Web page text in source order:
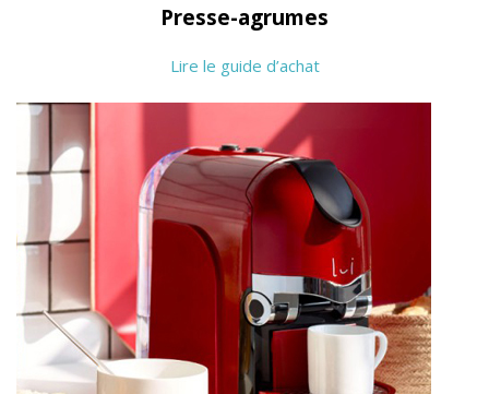
Presse-agrumes
Lire le guide d’achat